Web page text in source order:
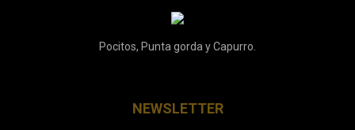
Pocitos, Punta gorda y Capurro.
NEWSLETTER